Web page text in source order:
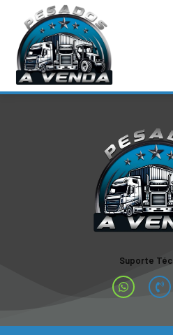
Suporte